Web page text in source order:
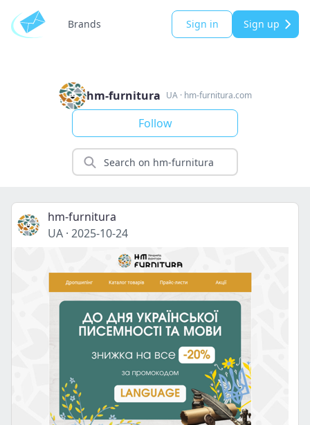
Brands Sign in Sign up
hm-furnitura UA· hm-furnitura.com
Follow
hm-furnitura
UA · 2025-10-24